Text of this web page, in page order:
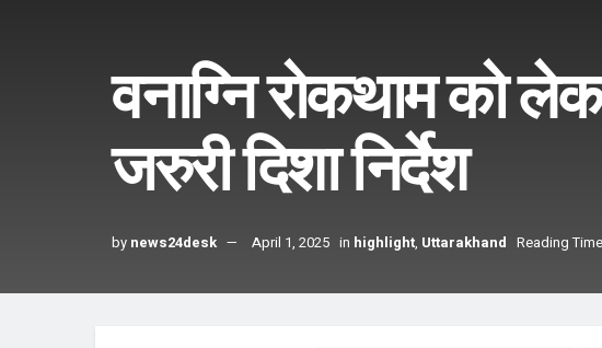
वनाग्नि रोकथाम को
जरुरी दिशा निर्देश
by news24desk April 1, 2025 in highlight, Uttarakhand Reading